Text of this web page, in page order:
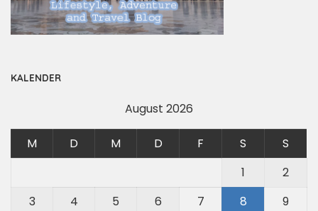
KALENDER
August 2026
M D M D F S
S
1
2
3
4 5 6 7 8
9